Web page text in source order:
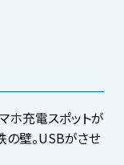
ホ充電スポットが
の壁。USBがさせ